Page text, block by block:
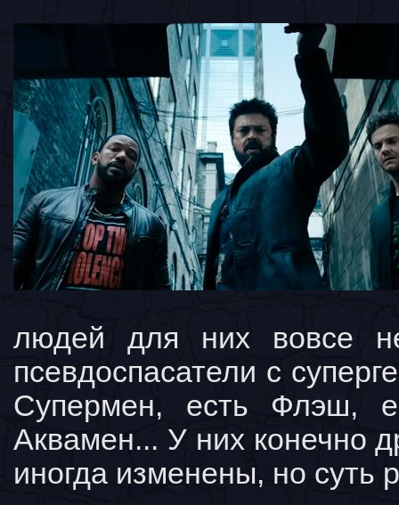
людей для них вовсе
псевдоспасатели с
Супермен, есть Флэш,
Аквамен... У них конечно
иногда изменены, но суть